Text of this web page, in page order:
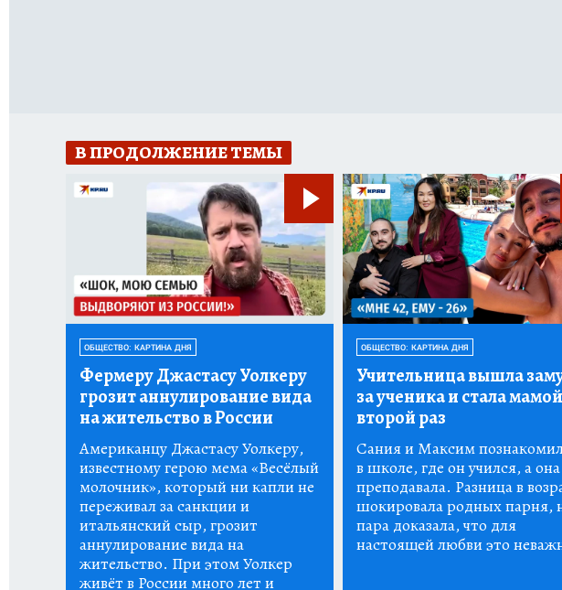
В ПРОДОЛЖЕНИЕ ТЕМЫ
ОБЩЕСТВО: КАРТИНА ДНЯ
Фермеру Джастасу Уолкеру
грозит аннулирование вида
на жительство в России
Американцу Джастасу Уолкеру,
известному герою мема «Весёлый
молочник», который ни капли не
переживал за санкции и
итальянский сыр, грозит
аннулирование вида на
жительство. При этом Уолкер
живёт в России много лет и
ОБЩЕСТВО: КАРТИНА ДНЯ
Учительница вышла
за ученика и стала
второй раз
Сания и Максим
в школе, где он учился, а она
преподавала. Разница в
шокировала родных парня,
пара доказала, что для
настоящей любви это